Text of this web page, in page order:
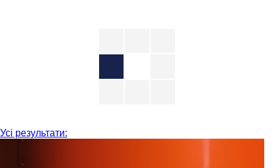
Усі результати: